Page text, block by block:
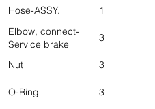
Hose-ASSY. 1
Elbow, connect-
Service brake
3
Nut 3
O-Ring
3